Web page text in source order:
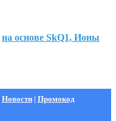
на основе SkQ1, Ионы
Новости| Промокод